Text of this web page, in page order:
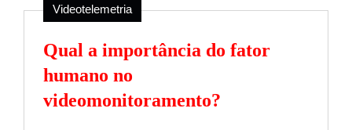
Videotelemetria
Qual a importância do fator
humano no
videomonitoramento?